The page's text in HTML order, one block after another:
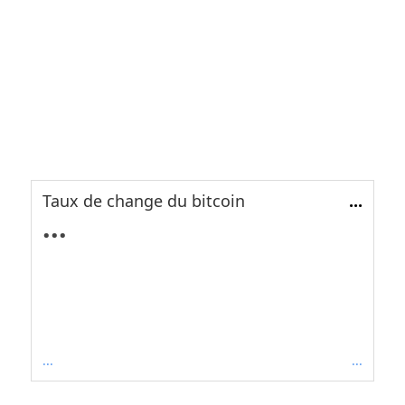
Taux de change du bitcoin ...
...
... ...